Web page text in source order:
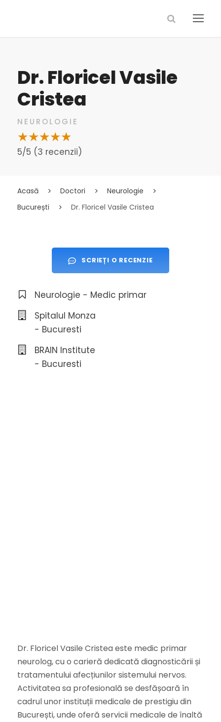
Dr. Floricel Vasile
Cristea
NEUROLOGIE
5/5 (3 recenzii)
Acasă Doctori
Neurologie
București
Dr. Floricel Vasile Cristea
SCRIEȚI O RECENZIE
Neurologie - Medic primar
Spitalul Monza
- Bucuresti
BRAIN Institute
- Bucuresti
Dr. Floricel Vasile Cristea este medic primar
neurolog, cu o carieră dedicată diagnosticării și
tratamentului afecțiunilor sistemului nervos.
Activitatea sa profesională se desfășoară în
cadrul unor instituții medicale de prestigiu din
București, unde oferă servicii medicale de înaltă